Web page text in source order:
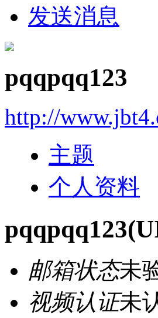
发送消息
pqqpqq123
http://
主题
个人资料
pqqpqq123
邮箱状态未
视频认证未